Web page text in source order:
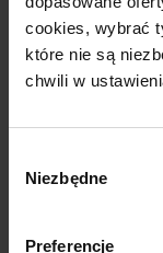
cookies, wybrać
które nie są
chwili w
zgody
Niezbędne
Preferencje
dojazdów, których
utrzymania
diametralnych
zmiany szkoły,
Zalety
kameralną i